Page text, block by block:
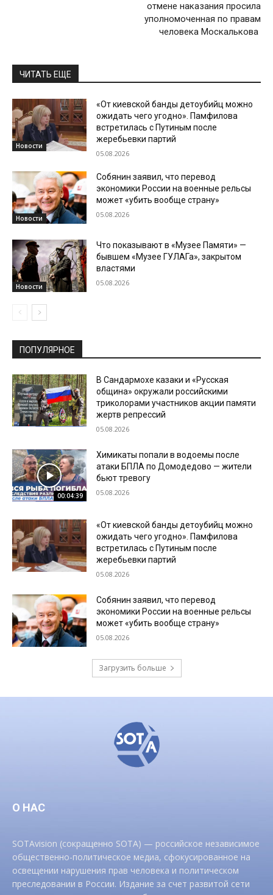
отмене наказания просила
уполномоченная по правам
человека Москалькова
ЧИТАТЬ ЕЩЕ
Новости
«От киевской банды детоубийц можно
ожидать чего угодно». Памфилова
встретилась с Путиным после
жеребьевки партий
05.08.2026
Новости
Собянин заявил, что перевод
экономики России на военные рельсы
может «убить вообще страну»
05.08.2026
Новости
Что показывают в «Музее Памяти» —
бывшем «Музее ГУЛАГа», закрытом
властями
05.08.2026
ПОПУЛЯРНОЕ
В Сандармохе казаки и «Русская
община» окружали российскими
триколорами участников акции памяти
жертв репрессий
05.08.2026
00:04:39
Химикаты попали в водоемы после
атаки БПЛА по Домодедово — жители
бьют тревогу
05.08.2026
«От киевской банды детоубийц можно
ожидать чего угодно». Памфилова
встретилась с Путиным после
жеребьевки партий
05.08.2026
Собянин заявил, что перевод
экономики России на военные рельсы
может «убить вообще страну»
05.08.2026
Загрузить больше
О НАС
SOTAvision (сокращенно SOTA) — российское независимое
общественно-политическое медиа, сфокусированное на
освещении нарушения прав человека и политическом
преследовании в России. Издание за счет развитой сети